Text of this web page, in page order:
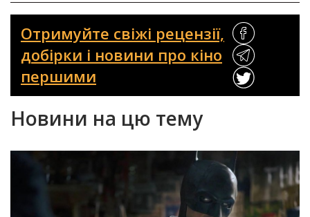
Отримуйте свіжі рецензії,
добірки і новини про кіно
першими
Новини на цю тему